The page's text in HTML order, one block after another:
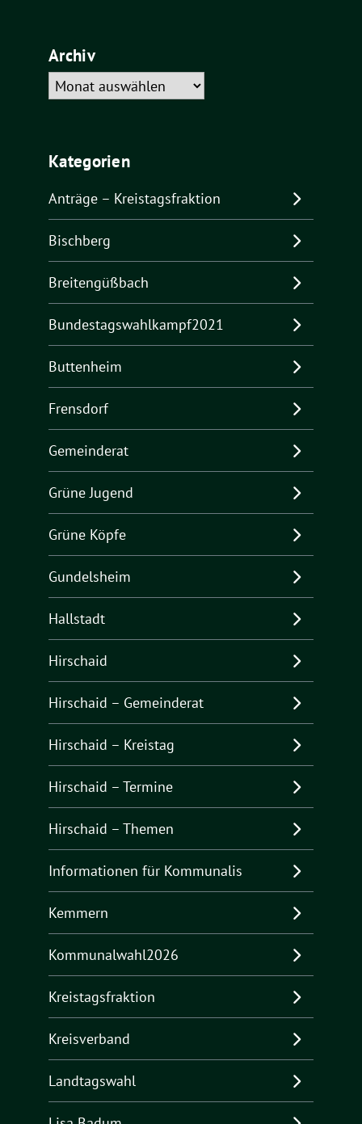
Archiv
Archiv
Kategorien
Anträge – Kreistagsfraktion
Bischberg
Breitengüßbach
Bundestagswahlkampf2021
Buttenheim
Frensdorf
Gemeinderat
Grüne Jugend
Grüne Köpfe
Gundelsheim
Hallstadt
Hirschaid
Hirschaid – Gemeinderat
Hirschaid – Kreistag
Hirschaid – Termine
Hirschaid – Themen
Informationen für Kommunalis
Kemmern
Kommunalwahl2026
Kreistagsfraktion
Kreisverband
Landtagswahl